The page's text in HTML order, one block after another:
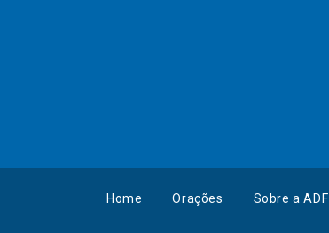
Home Orações Sobre a ADF